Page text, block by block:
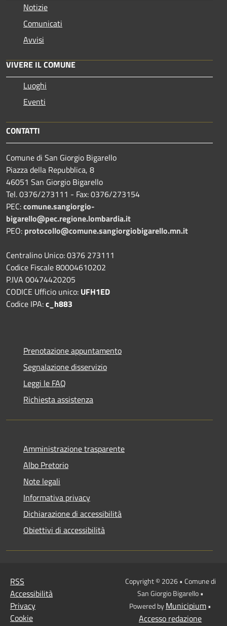
Notizie
Comunicati
Avvisi
VIVERE IL COMUNE
Luoghi
Eventi
CONTATTI
Comune di San Giorgio Bigarello
Piazza della Repubblica, 8
46051 San Giorgio Bigarello
Tel. 0376/273111 - Fax: 0376/273154
PEC:comune.sangiorgio-
bigarello@pec.regione.lombardia.it
PEO: protocollo@comune.sangiorgiobigarello.mn.it
Centralino Unico: 0376 273111
Codice Fiscale 80004610202
P.IVA 00474420205
CODICE Ufficio unico: UFH1ED
Codice IPA:c_h883
Prenotazione appuntamento
Segnalazione disservizio
Leggi le FAQ
Richiesta assistenza
Amministrazione trasparente
Albo Pretorio
Note legali
Informativa privacy
Dichiarazione di accessibilità
Obiettivi di accessibilità
RSS
Accessibilità
Privacy
Cookie
Copyright © 2026 • Comune di
San Giorgio Bigarello •
Powered byMunicipium•
Accesso redazione